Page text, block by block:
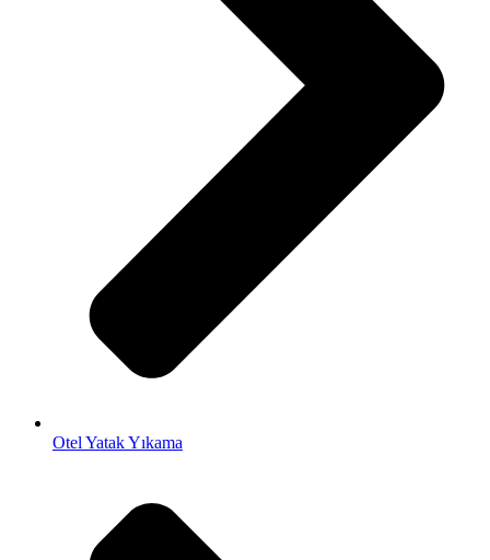
Otel Yatak Yıkama